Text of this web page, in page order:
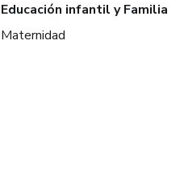
Educación infantil y Familia
Maternidad